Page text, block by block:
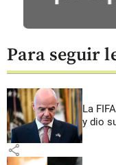
Para seguir
La
y dio
share